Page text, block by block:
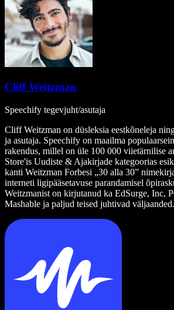
Cliff Weitzman
Speechify tegevjuht/asutaja
Cliff Weitzman on düsleksia eestkõneleja
ja asutaja. Speechify on maailma
rakendus, millel on üle 100 000 viietärnilise
Store'is Uudiste & Ajakirjade kategoorias
kanti Weitzman Forbesi „30 alla 30”
interneti ligipääsetavuse parandamisel
Weitzmanist on kirjutanud ka EdSurge, Inc,
Mashable ja paljud teised juhtivad väljaanded.